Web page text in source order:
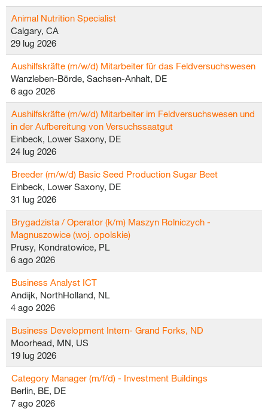
Animal Nutrition Specialist
Calgary, CA
29 lug 2026
Aushilfskräfte (m/w/d) Mitarbeiter für das Feldversuchswesen
Wanzleben-Börde, Sachsen-Anhalt, DE
6 ago 2026
Aushilfskräfte (m/w/d) Mitarbeiter im Feldversuchswesen und
in der Aufbereitung von Versuchssaatgut
Einbeck, Lower Saxony, DE
24 lug 2026
Breeder (m/w/d) Basic Seed Production Sugar Beet
Einbeck, Lower Saxony, DE
31 lug 2026
Brygadzista / Operator (k/m) Maszyn Rolniczych -
Magnuszowice (woj. opolskie)
Prusy, Kondratowice, PL
6 ago 2026
Business Analyst ICT
Andijk, NorthHolland, NL
4 ago 2026
Business Development Intern- Grand Forks, ND
Moorhead, MN, US
19 lug 2026
Category Manager (m/f/d) - Investment Buildings
Berlin, BE, DE
7 ago 2026